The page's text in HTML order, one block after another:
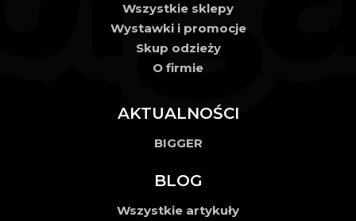
Wszystkie sklepy
Wystawki i promocje
Skup odzieży
O firmie
AKTUALNOŚCI
BIGGER
BLOG
Wszystkie artykuły